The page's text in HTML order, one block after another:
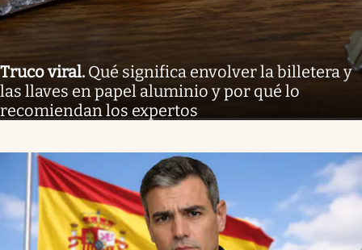
Truco viral. Qué significa envolver la billetera y
las llaves en papel aluminio y por qué lo
recomiendan los expertos